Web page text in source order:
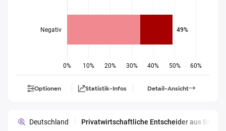
0% 10% 20% 30% 40% 50% 60%
49%
Negativ
Optionen Statistik-Infos Detail-Ansicht
Deutschland Privatwirtschaftliche Entscheider aus Berlin,